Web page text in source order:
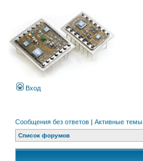
Вход
Сообщения без ответов | Активные темы
Список форумов